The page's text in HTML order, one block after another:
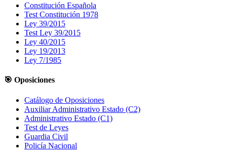
Constitución Española
Test Constitución 1978
Ley 39/2015
Test Ley 39/2015
Ley 40/2015
Ley 19/2013
Ley 7/1985
🎯 Oposiciones
Catálogo de Oposiciones
Auxiliar Administrativo Estado (C2)
Administrativo Estado (C1)
Test de Leyes
Guardia Civil
Policía Nacional